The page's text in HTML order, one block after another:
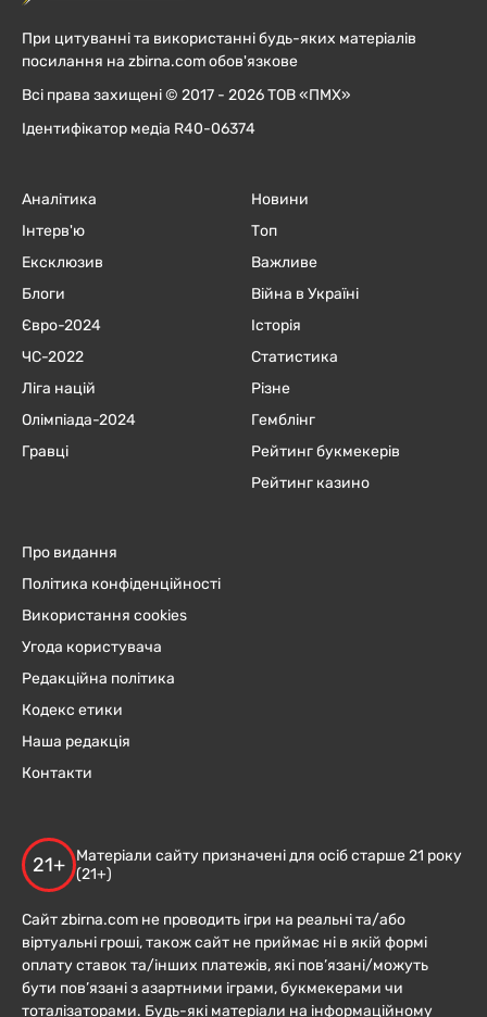
При цитуванні та використанні будь-яких матеріалів
посилання на zbirna.com обов'язкове
Всі права захищені © 2017 - 2026 ТОВ «ПМХ»
Ідентифікатор медіа R40-06374
Аналітика
Інтерв'ю
Ексклюзив
Блоги
Євро-2024
ЧC-2022
Ліга націй
Олімпіада-2024
Гравці
Новини
Топ
Важливе
Війна в Україні
Історія
Статистика
Різне
Гемблінг
Рейтинг букмекерів
Рейтинг казино
Про видання
Політика конфіденційності
Використання cookies
Угода користувача
Редакційна політика
Кодекс етики
Наша редакція
Контакти
21+
Матеріали сайту призначені для осіб старше 21 року
(21+)
Сайт zbirna.com не проводить ігри на реальні та/або
віртуальні гроші, також сайт не приймає ні в якій формі
оплату ставок та/інших платежів, які пов’язані/можуть
бути пов’язані з азартними іграми, букмекерами чи
тоталізаторами. Будь-які матеріали на інформаційному